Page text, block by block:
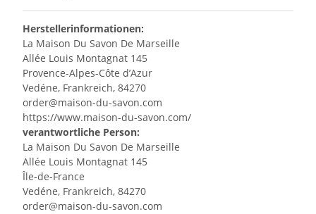
Herstellerinformationen:
La Maison Du Savon De Marseille
Allée Louis Montagnat 145
Provence-Alpes-Côte d’Azur
Vedéne, Frankreich, 84270
order@maison-du-savon.com
https://www.maison-du-savon.com/
verantwortliche Person:
La Maison Du Savon De Marseille
Allée Louis Montagnat 145
Île-de-France
Vedéne, Frankreich, 84270
order@maison-du-savon.com